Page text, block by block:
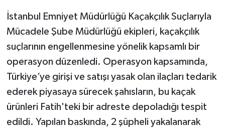
İstanbul Emniyet Müdürlüğü Kaçakçılık Suçlarıyla
Mücadele Şube Müdürlüğü ekipleri, kaçakçılık
suçlarının engellenmesine yönelik kapsamlı bir
operasyon düzenledi. Operasyon kapsamında,
Türkiye’ye girişi ve satışı yasak olan ilaçları tedarik
ederek piyasaya sürecek şahısların, bu kaçak
ürünleri Fatih'teki bir adreste depoladığı tespit
edildi. Yapılan baskında, 2 şüpheli yakalanarak